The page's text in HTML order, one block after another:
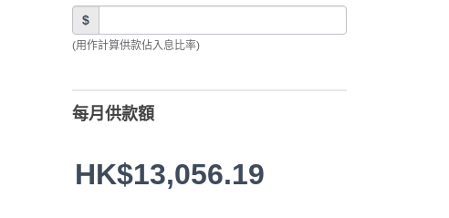
$
(用作計算供款佔入息比率)
每月供款額
HK$13,056.19